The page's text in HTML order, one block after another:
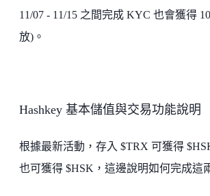
11/07 - 11/15 之間完成 KYC 也會獲得
放)。
Hashkey 基本儲值與交易功能說明
根據最新活動，存入 $TRX 可獲得
也可獲得 $HSK，這邊說明如何完成這